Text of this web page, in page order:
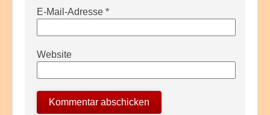
E-Mail-Adresse *
Website